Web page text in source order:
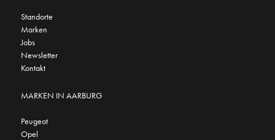
Standorte
Marken
Jobs
Newsletter
Kontakt
MARKEN IN AARBURG
Peugeot
Opel